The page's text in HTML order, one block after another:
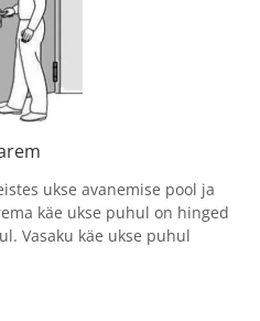
ukse avanemise pool ja
käe ukse puhul on hinged
Vasaku käe ukse puhul